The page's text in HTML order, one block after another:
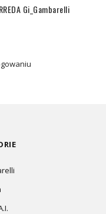
Gi_Gambarelli